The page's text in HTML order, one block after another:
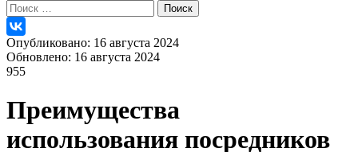
Найти:
Опубликовано: 16 августа 2024
Обновлено: 16 августа 2024
955
Преимущества
использования посредников